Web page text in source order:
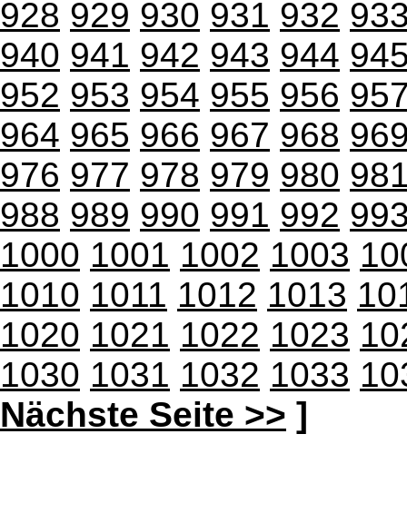
928 929 930 931 932
940 941 942 943 944
952 953 954 955 956
964 965 966 967 968
976 977 978 979 980
988 989 990 991 992
1000 1001 1002 1003
1010 1011 1012 1013
1020 1021 1022 1023
1030 1031 1032 1033
Nächste Seite >> ]